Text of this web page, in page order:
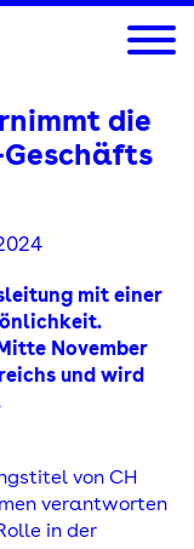
die
mit einer
November
und wird
von CH
verantworten
in der